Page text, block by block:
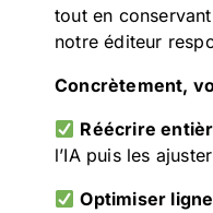
tout en
notre éditeur
Concrètement,
Réécrire
l’IA puis les
Optimiser